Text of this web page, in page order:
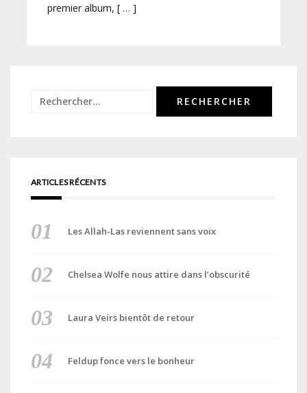
premier album, [ … ]
Rechercher :
ARTICLES RÉCENTS
Les Allah-Las reviennent sans voix
Chelsea Wolfe nous attire dans l’obscurité
Laura Veirs bientôt de retour
Feldup fonce vers le bonheur